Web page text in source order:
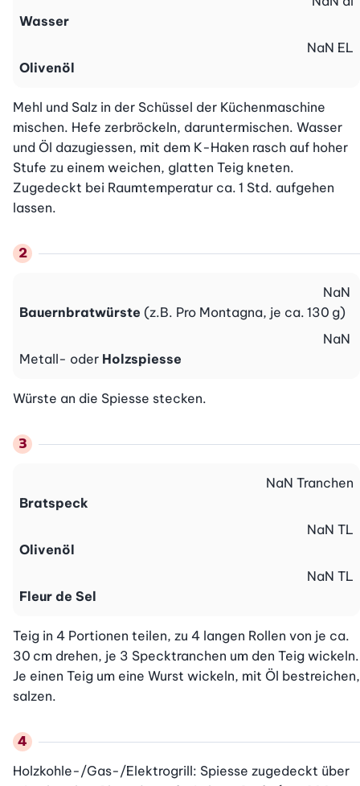
Wasser
Olivenöl
NaN EL
Mehl und Salz in der Schüssel der Küchenmaschine
mischen. Hefe zerbröckeln, daruntermischen. Wasser
und Öl dazugiessen, mit dem K-Haken rasch auf hoher
Stufe zu einem weichen, glatten Teig kneten.
Zugedeckt bei Raumtemperatur ca. 1 Std. aufgehen
lassen.
Bauernbratwürste (z.B. Pro Montagna, je ca. 130 g)
NaN
Metall- oder Holzspiesse
NaN
Würste an die Spiesse stecken.
Bratspeck
NaN Tranchen
Olivenöl
NaN TL
Fleur de Sel
NaN TL
Teig in 4 Portionen teilen, zu 4 lan­gen Rollen von je ca.
30 cm drehen, je 3 Specktranchen um den Teig wickeln.
Je einen Teig um eine Wurst wickeln, mit Öl bestreichen,
salzen.
Holzkohle-/Gas-/Elektrogrill: Spiesse zugedeckt über